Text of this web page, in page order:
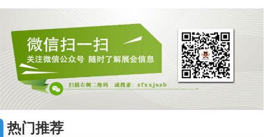
热门推荐